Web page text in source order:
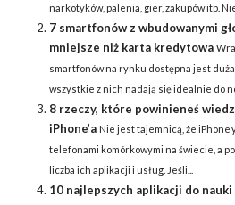
narkotyków, palenia, gier, zakupów itp.
7 smartfonów z wbudowanymi
mniejsze niż karta kredytowa
smartfonów na rynku dostępna jest
wszystkie z nich nadają się idealnie do
8 rzeczy, które powinieneś
iPhone’a Nie jest tajemnicą, że
telefonami komórkowymi na świecie, a
liczba ich aplikacji i usług. Jeśli...
10 najlepszych aplikacji do